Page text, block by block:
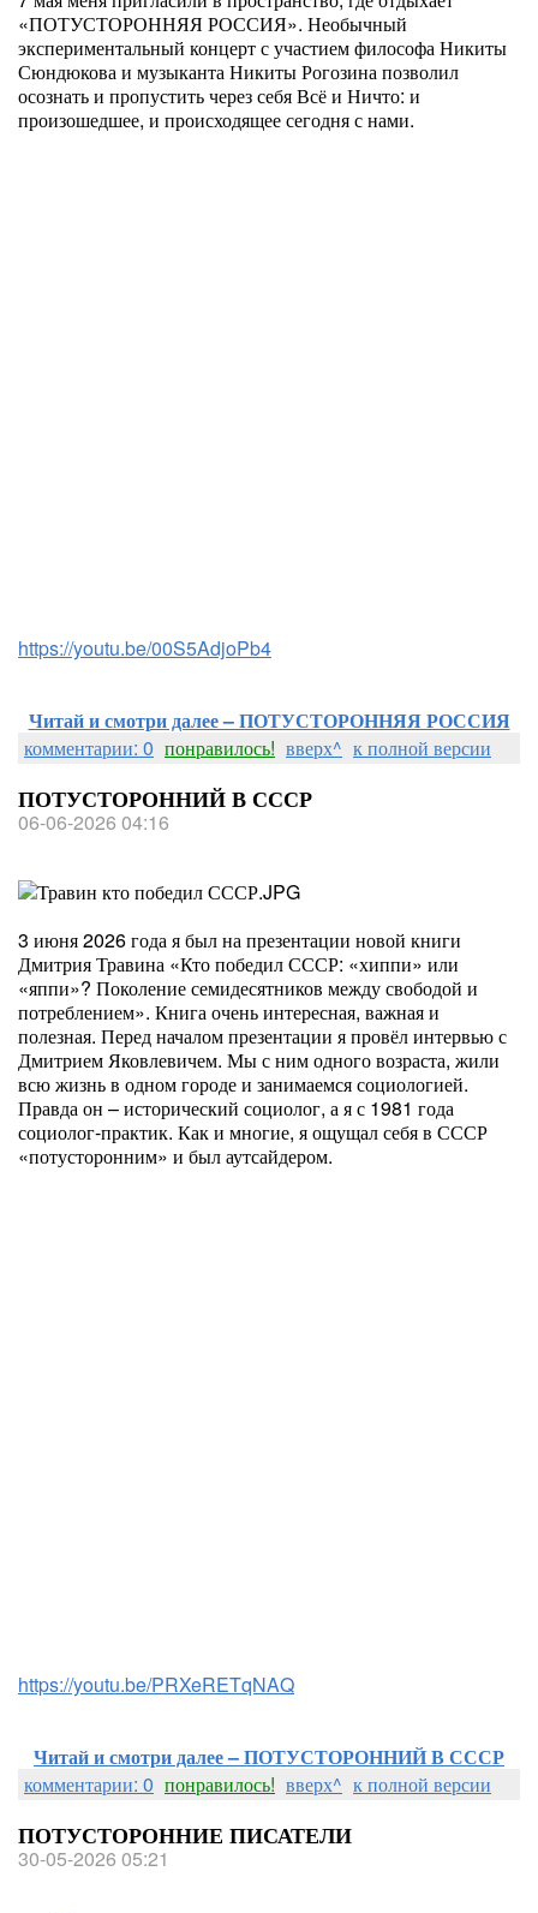
«ПОТУСТОРОННЯЯ РОССИЯ». Необычный
экспериментальный концерт с участием философа Никиты
Сюндюкова и музыканта Никиты Рогозина позволил
осознать и пропустить через себя Всё и Ничто: и
произошедшее, и происходящее сегодня с нами.
https://youtu.be/00S5AdjoPb4
Читай и смотри далее – ПОТУСТОРОННЯЯ РОССИЯ
комментарии: 0 понравилось! вверх^ к полной версии
ПОТУСТОРОННИЙ В СССР
06-06-2026 04:16
3 июня 2026 года я был на презентации новой книги
Дмитрия Травина «Кто победил СССР: «хиппи» или
«яппи»? Поколение семидесятников между свободой и
потреблением». Книга очень интересная, важная и
полезная. Перед началом презентации я провёл интервью с
Дмитрием Яковлевичем. Мы с ним одного возраста, жили
всю жизнь в одном городе и занимаемся социологией.
Правда он – исторический социолог, а я с 1981 года
социолог-практик. Как и многие, я ощущал себя в СССР
«потусторонним» и был аутсайдером.
https://youtu.be/PRXeRETqNAQ
Читай и смотри далее – ПОТУСТОРОННИЙ В СССР
комментарии: 0 понравилось! вверх^ к полной версии
ПОТУСТОРОННИЕ ПИСАТЕЛИ
30-05-2026 05:21